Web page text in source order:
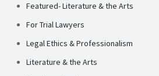
Featured- Literature & the Arts
For Trial Lawyers
Legal Ethics & Professionalism
Literature & the Arts